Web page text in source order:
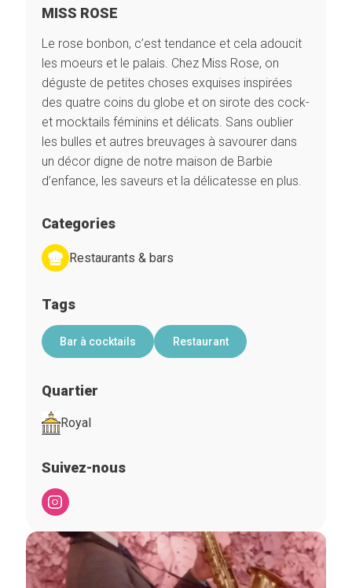
MISS ROSE
Le rose bonbon, c’est tendance et cela adoucit
les moeurs et le palais. Chez Miss Rose, on
déguste de petites choses exquises inspirées
des quatre coins du globe et on sirote des cock-
et mocktails féminins et délicats. Sans oublier
les bulles et autres breuvages à savourer dans
un décor digne de notre maison de Barbie
d’enfance, les saveurs et la délicatesse en plus.
Categories
Restaurants & bars
Tags
Bar à cocktails Restaurant
Quartier
Royal
Suivez-nous